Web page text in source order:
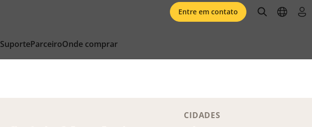
SuporteParceiroOnde comprar
Entre em contato openopen
CIDADES